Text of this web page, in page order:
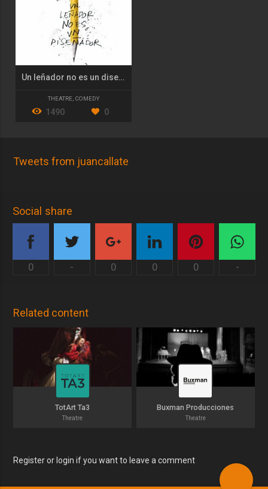
Un leñador no es un diseñador
THEATRE COMEDY
1490 0
Tweets from juancallate
Social share
0 - 0 0 0 -
Related content
TotArt Ta3
Theatre
Buxman Producciones
Theatre
Register or login if you want to leave a comment